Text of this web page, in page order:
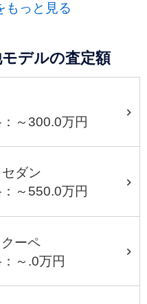
もっと見る
デルの査定額
～300.0万円
ダン
～550.0万円
ーペ
～.0万円